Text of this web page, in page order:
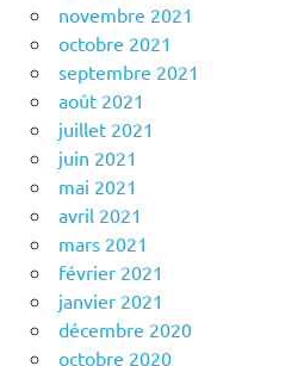
novembre 2021
octobre 2021
septembre 2021
août 2021
juillet 2021
juin 2021
mai 2021
avril 2021
mars 2021
février 2021
janvier 2021
décembre 2020
octobre 2020